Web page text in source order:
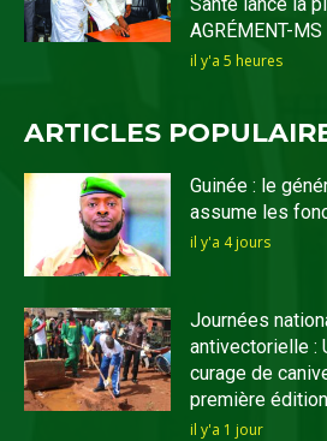
AGRÉMENT-MS
il y'a 5 heures
ARTICLES
Guinée : le
assume les
il y'a 4 jours
Journées
antivectorielle :
curage de
première
il y'a 1 jour